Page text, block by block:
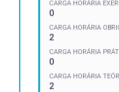
CARGA HORÁRIA
0
CARGA HORÁRIA
2
CARGA HORÁRIA
0
CARGA HORÁRIA
2